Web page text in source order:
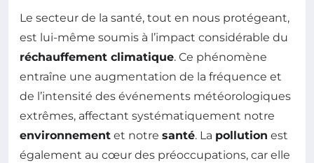
Le secteur de la santé, tout en nous protégeant,
est lui-même soumis à l’impact considérable du
réchauffement climatique. Ce phénomène
entraîne une augmentation de la fréquence et
de l’intensité des événements météorologiques
extrêmes, affectant systématiquement notre
environnement et notre santé. La pollution est
également au cœur des préoccupations, car elle